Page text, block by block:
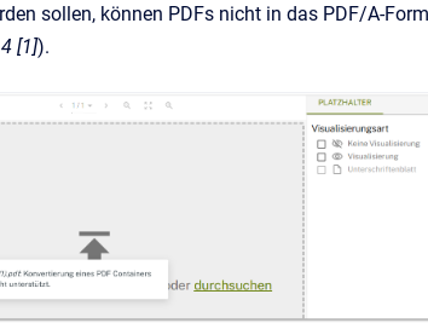
sollen, können PDFs nicht in das PDF/A-
[1]).